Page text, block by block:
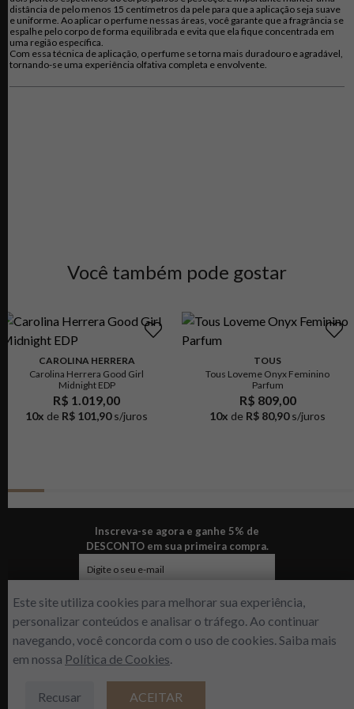
ADICIONAR À SACOLA
distância de pelo menos 15 centímetros da pele para que a aplicação seja suave
e uniforme. Ao aplicar o perfume nessas áreas, você garante que a fragrância se
espalhe pelo corpo de forma equilibrada e evita que ela fique concentrada em
uma região específica.
Com essa técnica de aplicação, o perfume se torna mais duradouro e agradável,
tornando-se uma experiência olfativa completa e envolvente.
Você também pode gostar
CAROLINA HERRERA
Carolina Herrera Good Girl
Midnight EDP
R$ 1.019,00
10x de R$ 101,90 s/juros
TOUS
Tous Loveme Onyx Feminino
Parfum
R$ 809,00
10x de R$ 80,90 s/juros
Este site utiliza cookies para melhorar sua experiência,
personalizar conteúdos e analisar o tráfego. Ao continuar
navegando, você concorda com o uso de cookies. Saiba mais
em nossa Política de Cookies.
Recusar ACEITAR
Inscreva-se agora e ganhe 5% de
DESCONTO em sua primeira compra.
ENVIAR
Fale conosco